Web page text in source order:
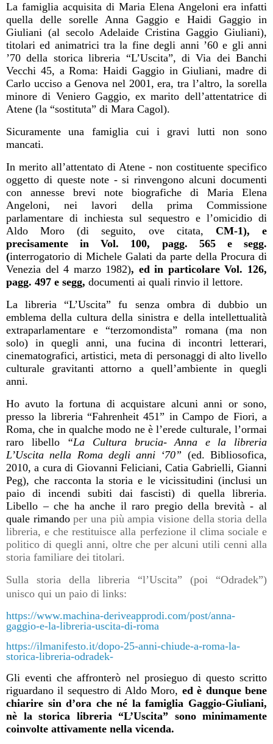
La famiglia acquisita di Maria Elena Angeloni era infatti
quella delle sorelle Anna Gaggio e Haidi Gaggio in
Giuliani (al secolo Adelaide Cristina Gaggio Giuliani),
titolari ed animatrici tra la fine degli anni ’60 e gli anni
’70 della storica libreria “L’Uscita”, di Via dei Banchi
Vecchi 45, a Roma: Haidi Gaggio in Giuliani, madre di
Carlo ucciso a Genova nel 2001, era, tra l’altro, la sorella
minore di Veniero Gaggio, ex marito dell’attentatrice di
Atene (la “sostituta” di Mara Cagol).
Sicuramente una famiglia cui i gravi lutti non sono
mancati.
In merito all’attentato di Atene - non costituente specifico
oggetto di queste note - si rinvengono alcuni documenti
con annesse brevi note biografiche di Maria Elena
Angeloni, nei lavori della prima Commissione
parlamentare di inchiesta sul sequestro e l’omicidio di
Aldo Moro (di seguito, ove citata, CM-1), e
precisamente in Vol. 100, pagg. 565 e segg.
(interrogatorio di Michele Galati da parte della Procura di
Venezia del 4 marzo 1982), ed in particolare Vol. 126,
pagg. 497 e segg, documenti ai quali rinvio il lettore.
La libreria “L’Uscita” fu senza ombra di dubbio un
emblema della cultura della sinistra e della intellettualità
extraparlamentare e “terzomondista” romana (ma non
solo) in quegli anni, una fucina di incontri letterari,
cinematografici, artistici, meta di personaggi di alto livello
culturale gravitanti attorno a quell’ambiente in quegli
anni.
Ho avuto la fortuna di acquistare alcuni anni or sono,
presso la libreria “Fahrenheit 451” in Campo de Fiori, a
Roma, che in qualche modo ne è l’erede culturale, l’ormai
raro libello “La Cultura brucia- Anna e la libreria
L’Uscita nella Roma degli anni ‘70” (ed. Bibliosofica,
2010, a cura di Giovanni Feliciani, Catia Gabrielli, Gianni
Peg), che racconta la storia e le vicissitudini (inclusi un
paio di incendi subiti dai fascisti) di quella libreria.
Libello – che ha anche il raro pregio della brevità - al
quale rimandoper una più ampia visione della storia della
libreria, e che restituisce alla perfezione il clima sociale e
politico di quegli anni, oltre che per alcuni utili cenni alla
storia familiare dei titolari.
Sulla storia della libreria “l’Uscita” (poi “Odradek”)
unisco qui un paio di links:
https://www.machina-deriveapprodi.com/post/anna-
gaggio-e-la-libreria-uscita-di-roma
https://ilmanifesto.it/dopo-25-anni-chiude-a-roma-la-
storica-libreria-odradek-
Gli eventi che affronterò nel prosieguo di questo scritto
riguardano il sequestro di Aldo Moro, ed è dunque bene
chiarire sin d’ora che né la famiglia Gaggio-Giuliani,
nè la storica libreria “L’Uscita” sono minimamente
coinvolte attivamente nella vicenda.